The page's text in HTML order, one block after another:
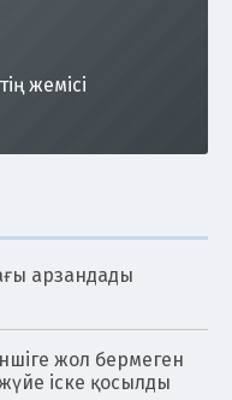
арзандады
жол бермеген
іске қосылды
жемісі